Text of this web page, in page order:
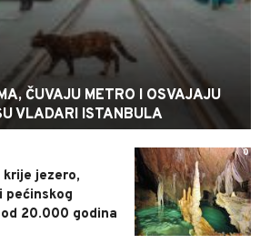
ČUVAJU METRO I OSVAJAJU
VLADARI ISTANBULA
0
krije jezero,
pećinskog
20.000 godina